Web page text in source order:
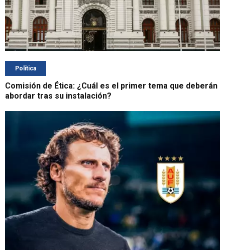
Política
Comisión de Ética: ¿Cuál es el primer tema que deberán
abordar tras su instalación?